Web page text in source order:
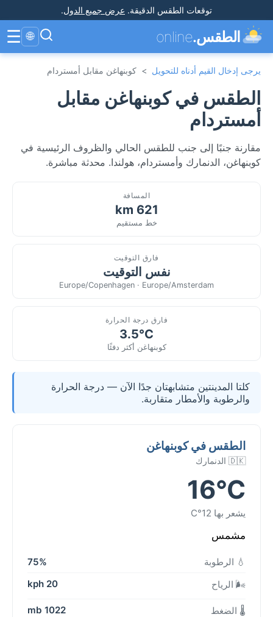
توقعات الطقس الدقيقة. عرض جميع الدول.
الطقس.online
🌐
☰
يرجى إدخال القيم أدناه للتحويل > كوبنهاغن مقابل أمستردام
الطقس في كوبنهاغن مقابل
أمستردام
مقارنة جنبًا إلى جنب للطقس الحالي والظروف الرئيسية في
كوبنهاغن، الدنمارك وأمستردام، هولندا. محدثة مباشرة.
المسافة
621 km
خط مستقيم
فارق التوقيت
نفس التوقيت
Europe/Copenhagen · Europe/Amsterdam
فارق درجة الحرارة
3.5°C
كوبنهاغن أكثر دفئًا
كلتا المدينتين متشابهتان جدًا الآن — درجة الحرارة
والرطوبة والأمطار متقاربة.
الطقس في كوبنهاغن
🇩🇰 الدنمارك
16°C
يشعر بها 12°C
مشمس
💧 الرطوبة
75%
🌬️ الرياح
20 kph
🌡️ الضغط 1022 mb